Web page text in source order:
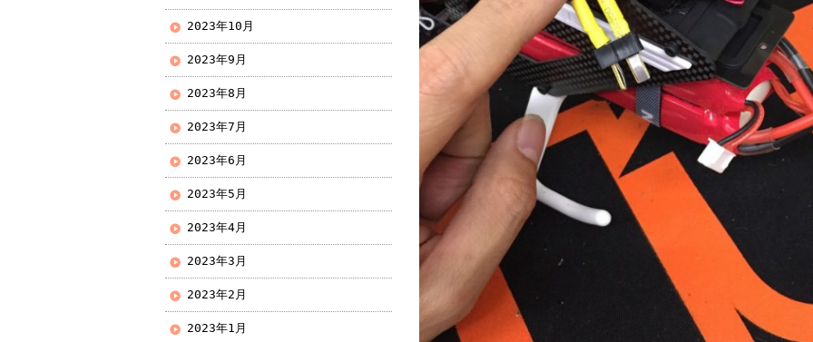
2023年10月
2023年9月
2023年8月
2023年7月
2023年6月
2023年5月
2023年4月
2023年3月
2023年2月
2023年1月